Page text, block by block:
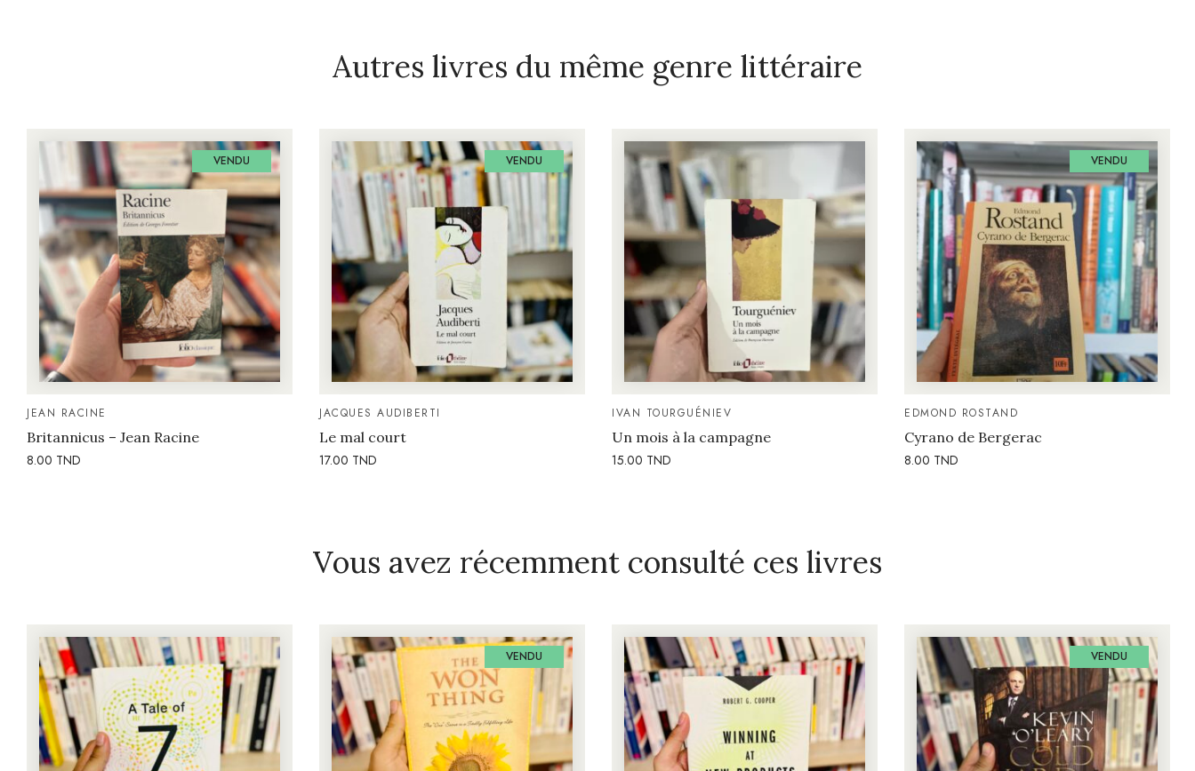
Autres livres du même genre littéraire
VENDU
JEAN RACINE
Britannicus – Jean Racine
8.00 TND
VENDU
JACQUES AUDIBERTI
Le mal court
17.00 TND
IVAN TOURGUÉNIEV
Un mois à la campagne
15.00 TND
VENDU
EDMOND ROSTAND
Cyrano de Bergerac
8.00 TND
Vous avez récemment consulté ces livres
VENDU VENDU